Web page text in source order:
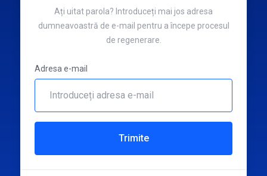
Ați uitat parola? Introduceți mai jos adresa
dumneavoastră de e-mail pentru a începe procesul
de regenerare.
Adresa e-mail
Trimite